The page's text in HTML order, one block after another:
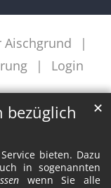
bezüglich
bieten. Dazu
in sogenannten
wenn Sie alle
✕
Aischgrund
Login